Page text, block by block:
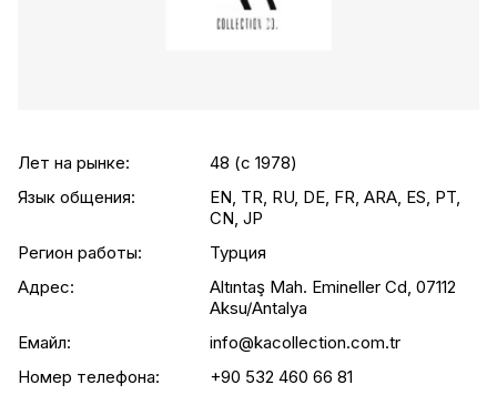
Лет на рынке:
48 (c 1978)
Язык общения:
EN, TR, RU, DE, FR, ARA, ES, PT,
CN, JP
Регион работы:
Турция
Адрес:
Altıntaş Mah. Emineller Cd, 07112
Aksu/Antalya
Емайл:
info@kacollection.com.tr
Номер телефона:
+90 532 460 66 81